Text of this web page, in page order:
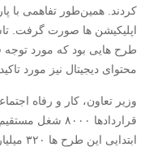
کردند. همین‌طور تفاهمی با
اپلیکیشن ها صورت گرفت.
طرح هایی بود که مورد توجه
محتوای دیجیتال نیز مورد
وزیر تعاون، کار و رفاه
قراردادها